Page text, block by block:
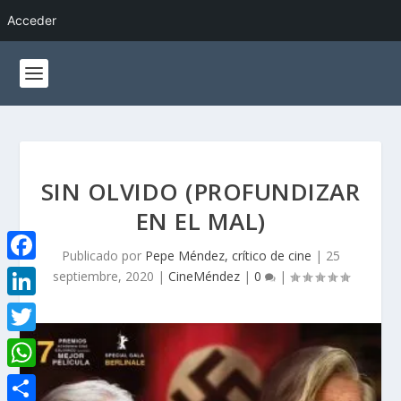
Acceder
SIN OLVIDO (PROFUNDIZAR
EN EL MAL)
Publicado por Pepe Méndez, crítico de cine | 25
septiembre, 2020 | CineMéndez| 0 |
F
a
c
e
b
L
i
n
k
T
w
W